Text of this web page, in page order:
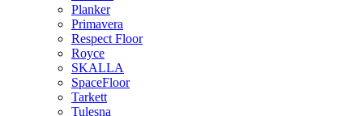
Planker
Primavera
Respect Floor
Royce
SKALLA
SpaceFloor
Tarkett
Tulesna